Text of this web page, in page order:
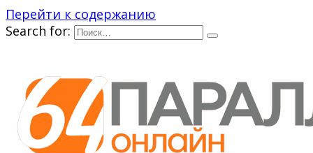
Перейти к содержанию
Search for: